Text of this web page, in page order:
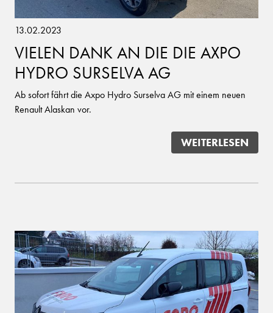
13.02.2023
VIELEN DANK AN DIE DIE AXPO
HYDRO SURSELVA AG
Ab sofort fährt die Axpo Hydro Surselva AG mit einem neuen
Renault Alaskan vor.
WEITERLESEN